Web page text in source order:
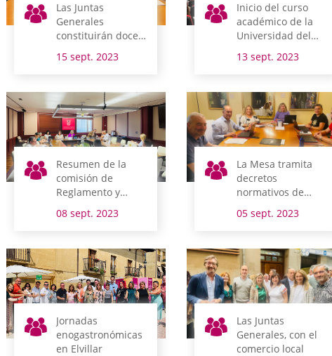
Las Juntas
Generales
constituirán doce
ordinarias para
15 sept. 2023
Inicio del curso
académico de la
Universidad del
13 sept. 2023
Resumen de la
comisión de
Reglamento y
08 sept. 2023
La Mesa tramita
decretos
normativos de
sobre impuestos
05 sept. 2023
Jornadas
enogastronómicas
en Elvillar
Las Juntas
Generales, con el
comercio local